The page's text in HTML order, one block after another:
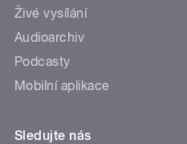
Živé vysílání
Audioarchiv
Podcasty
Mobilní aplikace
Sledujte nás